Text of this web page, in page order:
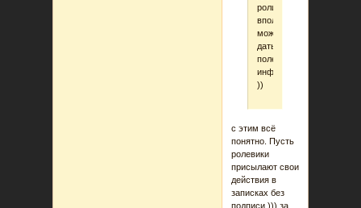
роли
вполне
может
дать
полезную
информацию.
))
с этим всё
понятно. Пусть
ролевики
присылают свои
действия в
записках без
подписи ))) за